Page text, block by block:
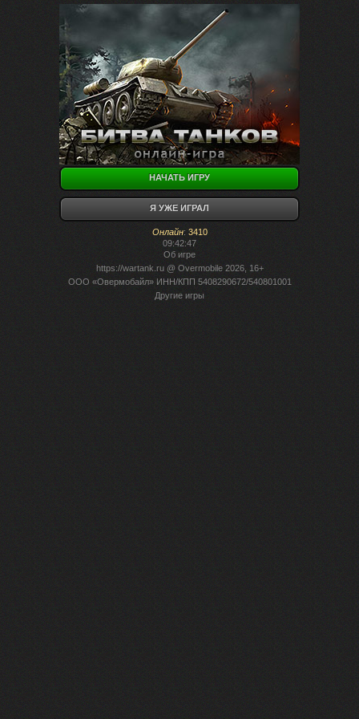
НАЧАТЬ ИГРУ
Я УЖЕ ИГРАЛ
Онлайн: 3410
09:42:47
Об игре
https://wartank.ru@ Overmobile 2026, 16+
ООО «Овермобайл» ИНН/КПП 5408290672/540801001
Другие игры